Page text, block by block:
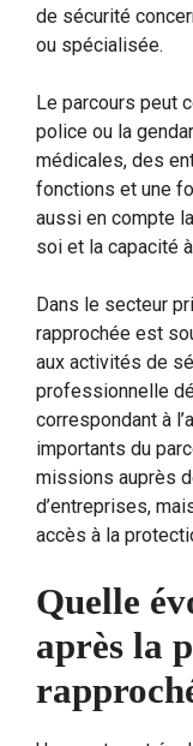
de sécurité
ou spécialisée.
Le parcours peut
police ou la
médicales, des
fonctions et une
aussi en compte
soi et la capacité
Dans le secteur
rapprochée est
aux activités de
professionnelle
correspondant à
importants du
missions auprès
d’entreprises,
accès à la
Quelle
après la